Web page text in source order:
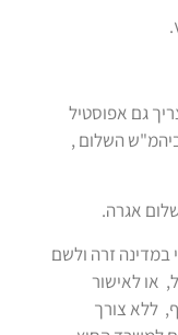
גם אפוסטיל
השלום ,
אגרה.
במדינה זרה ולשם
או לאישור
ללא צורך